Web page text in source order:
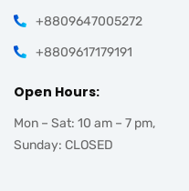
+8809647005272
+8809617179191
Open Hours:
Mon – Sat: 10 am – 7 pm,
Sunday: CLOSED